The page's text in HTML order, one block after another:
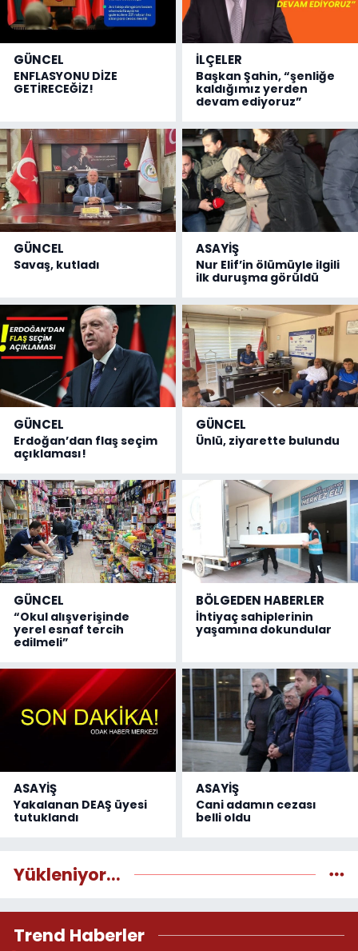
GÜNCEL
ENFLASYONU DİZE
GETİRECEĞİZ!
İLÇELER
Başkan Şahin, “şenliğe
kaldığımız yerden
devam ediyoruz”
GÜNCEL
Savaş, kutladı
ASAYİŞ
Nur Elif’in ölümüyle ilgili
ilk duruşma görüldü
GÜNCEL
Erdoğan’dan flaş seçim
açıklaması!
GÜNCEL
Ünlü, ziyarette bulundu
GÜNCEL
“Okul alışverişinde
yerel esnaf tercih
edilmeli”
BÖLGEDEN HABERLER
İhtiyaç sahiplerinin
yaşamına dokundular
ASAYİŞ
Yakalanan DEAŞ üyesi
tutuklandı
ASAYİŞ
Cani adamın cezası
belli oldu
Yükleniyor...
Trend Haberler